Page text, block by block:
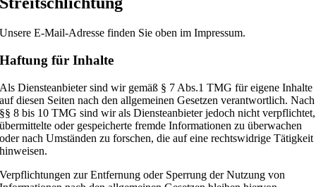
Unsere E-Mail-Adresse finden Sie oben im Impressum.
Haftung für Inhalte
Als Diensteanbieter sind wir gemäß § 7 Abs.1 TMG für eigene Inhalte
auf diesen Seiten nach den allgemeinen Gesetzen verantwortlich. Nach
§§ 8 bis 10 TMG sind wir als Diensteanbieter jedoch nicht verpflichtet,
übermittelte oder gespeicherte fremde Informationen zu überwachen
oder nach Umständen zu forschen, die auf eine rechtswidrige Tätigkeit
hinweisen.
Verpflichtungen zur Entfernung oder Sperrung der Nutzung von